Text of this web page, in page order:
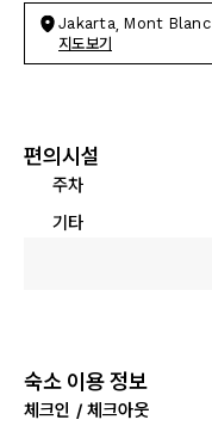
Jakarta, Mont
지도보기
편의시설
주차
기타
숙소 이용 정보
체크인 / 체크아웃